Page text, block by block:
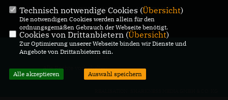
IMPRESSUM DATENSCHUTZ KONTAKT
@2026 Tim-Christopher Zeelen,
Alle Rechte vorbehalten.
Technisch notwendige Cookies (Übersicht)
Die notwendigen Cookies werden allein für den
ordnungsgemäßen Gebrauch der Webseite benötigt.
Cookies von Drittanbietern (Übersicht)
Zur Optimierung unserer Webseite binden wir Dienste und
Angebote von Drittanbietern ein.
Alle akzeptieren Auswahl speichern